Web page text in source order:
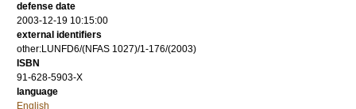
defense date
2003-12-19 10:15:00
external identifiers
other:LUNFD6/(NFAS 1027)/1-176/(2003)
ISBN
91-628-5903-X
language
English